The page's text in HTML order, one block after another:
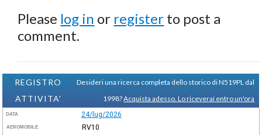
Please log in or register to post a
comment.
REGISTRO
ATTIVITA'
Desideri una ricerca completa dello storico di N519PL dal
1998?Acquista adesso. Lo riceverai entro un'ora
DATA 24/lug/2026
AEROMOBILE RV10